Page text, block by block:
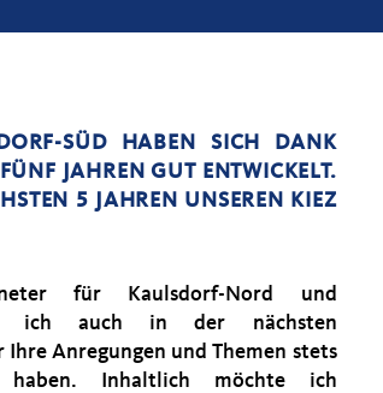
SÜD HABEN SICH DANK
JAHREN GUT ENTWICKELT.
5 JAHREN UNSEREN KIEZ
für Kaulsdorf-Nord und
ich auch in der nächsten
Anregungen und Themen stets
Inhaltlich möchte ich